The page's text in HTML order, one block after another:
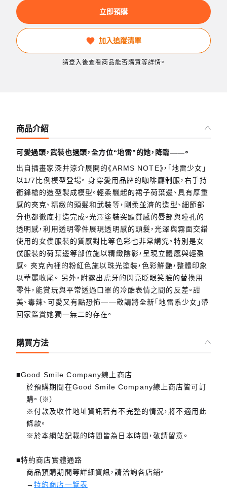
立即預購
加入追蹤清單
請登入後查看商品能否購買等詳情。
商品介紹
可愛過頭，武裝也過頭，全方位“地雷”的她，降臨——。
出自插畫家深井涼介展開的《ARMS NOTE》，「地雷少女」
以1/7比例模型登場。 身穿愛用品牌的咖啡廳制服，右手持
衝鋒槍的造型製成模型。輕柔飄起的裙子荷葉邊、具有厚重
感的夾克、精緻的頭髮和武裝等，剛柔並濟的造型、細節部
分也都徹底打造完成。光澤塗裝突顯質感的唇部與瞳孔的
透明感，利用透明零件展現透明感的頭髮，光澤與霧面交錯
使用的女僕服裝的質感對比等色彩也非常講究。特別是女
僕服裝的荷葉邊等部位施以精緻陰影，呈現立體感與輕盈
感。 夾克內裡的粉紅色施以珠光塗裝，色彩鮮艷，整體印象
以華麗收尾。 另外，附露出虎牙的閃亮眨眼笑臉的替換用
零件，能賞玩與平常透過口罩的冷酷表情之間的反差。甜
美、毒辣、可愛又有點恐怖——敬請將全新「地雷系少女」帶
回家鑑賞她獨一無二的存在。
購買方法
■Good Smile Company線上商店
於預購期間在Good Smile Company線上商店皆可訂
購。（※）
※付款及收件地址資訊若有不完整的情況，將不適用此
條款。
※於本網站記載的時間皆為日本時間，敬請留意。
■特約商店實體通路
商品預購期間等詳細資訊，請洽詢各店鋪。
→特約商店一覽表